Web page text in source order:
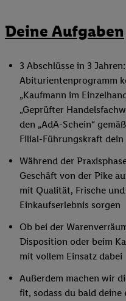
Deine Aufgaben
3 Abschlüsse in 3
Abiturientenprogramm
„Kaufmann im
„Geprüfter
den „AdA-Schein“
Filial-Führungskraft dein
Während der
Geschäft von der Pike
mit Qualität, Frische
Einkaufserlebnis sorgen
Ob bei der
Disposition oder beim
mit vollem Einsatz dabei
Außerdem machen wir
fit, sodass du bald deine